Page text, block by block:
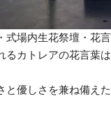
式場内生花祭壇・花
るカトレアの花言葉は
と優しさを兼ね備え